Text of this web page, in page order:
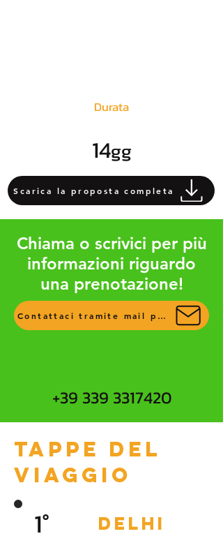
Durata
14gg
Scarica la proposta completa
Chiama o scrivici per più
informazioni riguardo
una prenotazione!
Contattaci tramite mail per più info
+39 339 3317420
Tappe del
viaggio
1° DElhi